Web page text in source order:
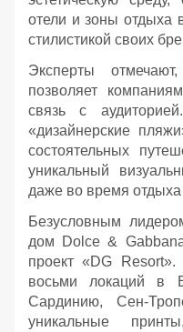
отели и зоны отдыха
стилистикой своих
Эксперты
позволяет
связь с
«дизайнерские
состоятельных
уникальный
даже во время
Безусловным
дом Dolce &
проект «DG
восьми локаций в
Сардинию, Сен-
уникальные